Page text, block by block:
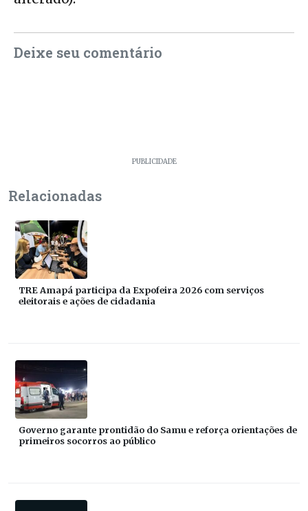
Deixe seu comentário
PUBLICIDADE
Relacionadas
TRE Amapá participa da Expofeira 2026 com serviços
eleitorais e ações de cidadania
Governo garante prontidão do Samu e reforça orientações de
primeiros socorros ao público